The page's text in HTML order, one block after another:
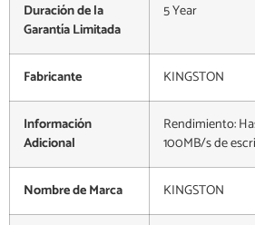
Duración de la
Garantía Limitada
5 Year
Fabricante KINGSTON
Información
Adicional
Rendimiento:
100MB/s de
Nombre de Marca KINGSTON